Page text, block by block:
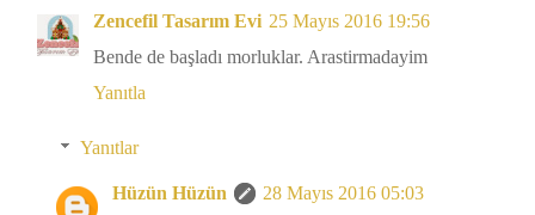
Zencefil Tasarım Evi 25 Mayıs 2016 19:56
Bende de başladı morluklar. Arastirmadayim
Yanıtla
Yanıtlar
Hüzün Hüzün
28 Mayıs 2016 05:03